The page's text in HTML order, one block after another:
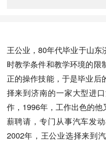
王公业，80年代毕业于山东
时教学条件和教学环境的
正的操作技能，于是毕业后
择来到济南的一家大型进
作，1996年，工作出色的
薪聘请，专门从事汽车发
2002年，王公业选择来到